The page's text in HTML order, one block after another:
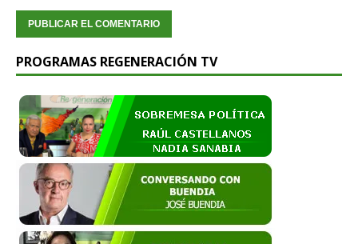
PROGRAMAS REGENERACIÓN TV